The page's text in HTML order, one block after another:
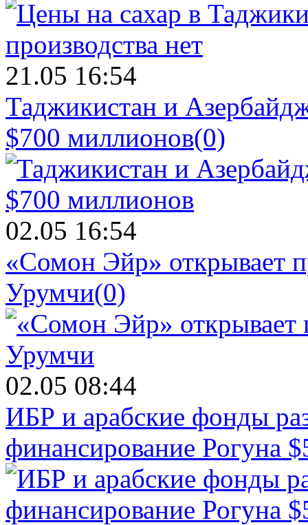
21.05 16:54
Таджикистан и
$700 миллионов(0)
02.05 16:54
«Сомон Эйр» открывает
Урумчи(0)
02.05 08:44
ИБР и арабские фонды
финансирование Рогуна